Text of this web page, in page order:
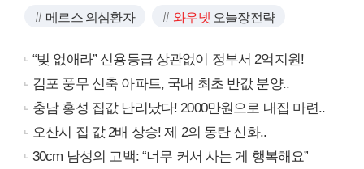
메르스 의심환자 와우넷 오늘장전략
“빚 없애라” 신용등급 상관없이 정부서 2억지원!
김포 풍무 신축 아파트, 국내 최초 반값 분양..
충남 홍성 집값 난리났다! 2000만원으로 내집 마련..
오산시 집 값 2배 상승! 제 2의 동탄 신화..
30cm 남성의 고백: “너무 커서 사는 게 행복해요”